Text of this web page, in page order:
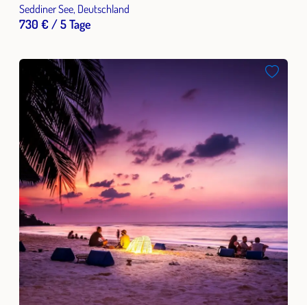
Seddiner See, Deutschland
730 € / 5 Tage